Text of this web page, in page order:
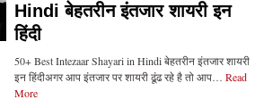
Hindi बेहतरीन इंतजार शायरी इन
हिंदी
50+ Best Intezaar Shayari in Hindi बेहतरीन इंतजार शायरी
इन हिंदीअगर आप इंतजार पर शायरी ढूंढ रहे है तो आप… Read
More